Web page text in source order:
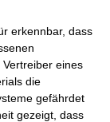
erkennbar, dass
eines
die
gefährdet
gezeigt, dass